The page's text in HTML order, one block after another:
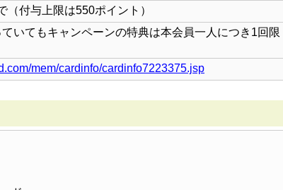
（付与上限は550ポイント）
いてもキャンペーンの特典は本会員一人につき1回限
mem/cardinfo/cardinfo7223375.jsp